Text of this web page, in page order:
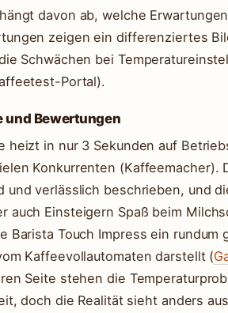
davon ab, welche
zeigen ein differenziertes
Schwächen bei
Portal).
und Bewertungen
heizt in nur 3 Sekunden auf
Konkurrenten (Kaffeemacher).
und verlässlich beschrieben, und
auch Einsteigern Spaß beim
Barista Touch Impress ein
Kaffeevollautomaten darstellt (
Seite stehen die
doch die Realität sieht anders